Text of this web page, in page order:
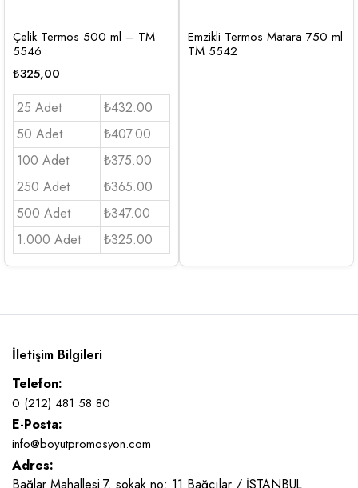
Çelik Termos 500 ml – TM
5546
₺325,00
25 Adet
₺432.00
50 Adet
₺407.00
100 Adet
₺375.00
250 Adet
₺365.00
500 Adet
₺347.00
1.000 Adet
₺325.00
Emzikli Termos Matara 750 ml
TM 5542
İletişim Bilgileri
Telefon:
0 (212) 481 58 80
E-Posta:
info@boyutpromosyon.com
Adres:
Bağlar Mahallesi 7. sokak no: 11 Bağcılar / İSTANBUL